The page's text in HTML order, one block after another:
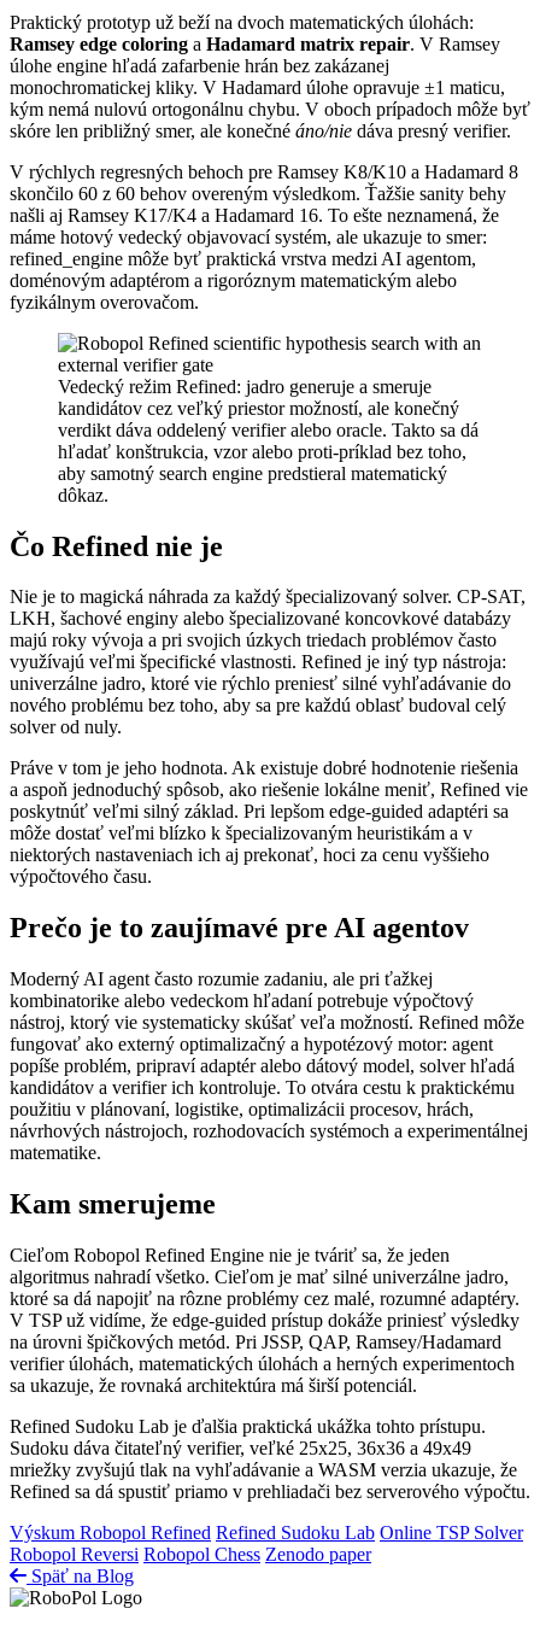
Praktický prototyp už beží na dvoch matematických úlohách:
Ramsey edge coloring a Hadamard matrix repair. V Ramsey
úlohe engine hľadá zafarbenie hrán bez zakázanej
monochromatickej kliky. V Hadamard úlohe opravuje ±1 maticu,
kým nemá nulovú ortogonálnu chybu. V oboch prípadoch môže byť
skóre len približný smer, ale konečné áno/nie dáva presný verifier.
V rýchlych regresných behoch pre Ramsey K8/K10 a Hadamard 8
skončilo 60 z 60 behov overeným výsledkom. Ťažšie sanity behy
našli aj Ramsey K17/K4 a Hadamard 16. To ešte neznamená, že
máme hotový vedecký objavovací systém, ale ukazuje to smer:
refined_engine môže byť praktická vrstva medzi AI agentom,
doménovým adaptérom a rigoróznym matematickým alebo
fyzikálnym overovačom.
Vedecký režim Refined: jadro generuje a smeruje
kandidátov cez veľký priestor možností, ale konečný
verdikt dáva oddelený verifier alebo oracle. Takto sa dá
hľadať konštrukcia, vzor alebo proti-príklad bez toho,
aby samotný search engine predstieral matematický
dôkaz.
Čo Refined nie je
Nie je to magická náhrada za každý špecializovaný solver. CP-SAT,
LKH, šachové enginy alebo špecializované koncovkové databázy
majú roky vývoja a pri svojich úzkych triedach problémov často
využívajú veľmi špecifické vlastnosti. Refined je iný typ nástroja:
univerzálne jadro, ktoré vie rýchlo preniesť silné vyhľadávanie do
nového problému bez toho, aby sa pre každú oblasť budoval celý
solver od nuly.
Práve v tom je jeho hodnota. Ak existuje dobré hodnotenie riešenia
a aspoň jednoduchý spôsob, ako riešenie lokálne meniť, Refined vie
poskytnúť veľmi silný základ. Pri lepšom edge-guided adaptéri sa
môže dostať veľmi blízko k špecializovaným heuristikám a v
niektorých nastaveniach ich aj prekonať, hoci za cenu vyššieho
výpočtového času.
Prečo je to zaujímavé pre AI agentov
Moderný AI agent často rozumie zadaniu, ale pri ťažkej
kombinatorike alebo vedeckom hľadaní potrebuje výpočtový
nástroj, ktorý vie systematicky skúšať veľa možností. Refined môže
fungovať ako externý optimalizačný a hypotézový motor: agent
popíše problém, pripraví adaptér alebo dátový model, solver hľadá
kandidátov a verifier ich kontroluje. To otvára cestu k praktickému
použitiu v plánovaní, logistike, optimalizácii procesov, hrách,
návrhových nástrojoch, rozhodovacích systémoch a experimentálnej
matematike.
Kam smerujeme
Cieľom Robopol Refined Engine nie je tváriť sa, že jeden
algoritmus nahradí všetko. Cieľom je mať silné univerzálne jadro,
ktoré sa dá napojiť na rôzne problémy cez malé, rozumné adaptéry.
V TSP už vidíme, že edge-guided prístup dokáže priniesť výsledky
na úrovni špičkových metód. Pri JSSP, QAP, Ramsey/Hadamard
verifier úlohách, matematických úlohách a herných experimentoch
sa ukazuje, že rovnaká architektúra má širší potenciál.
Refined Sudoku Lab je ďalšia praktická ukážka tohto prístupu.
Sudoku dáva čitateľný verifier, veľké 25x25, 36x36 a 49x49
mriežky zvyšujú tlak na vyhľadávanie a WASM verzia ukazuje, že
Refined sa dá spustiť priamo v prehliadači bez serverového výpočtu.
Výskum Robopol Refined Refined Sudoku Lab Online TSP Solver
Robopol Reversi Robopol Chess Zenodo paper
Späť na Blog